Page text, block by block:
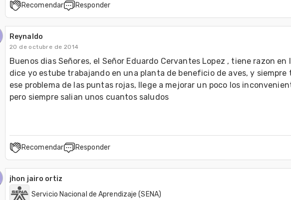
Recomendar Responder
Reynaldo
20 de octubre de 2014
Buenos dias Señores, el Señor Eduardo Cervantes Lopez , tiene razon en
dice yo estube trabajando en una planta de beneficio de aves, y siempre
ese problema de las puntas rojas, llege a mejorar un poco los
pero siempre salian unos cuantos saludos
Recomendar Responder
jhon jairo ortiz
Servicio Nacional de Aprendizaje (SENA)